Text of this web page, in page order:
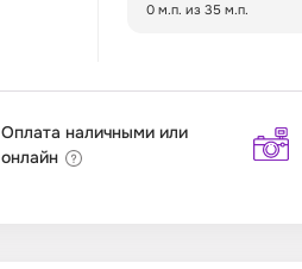
0 м.п. из 35 м.п.
Оплата наличными или
онлайн